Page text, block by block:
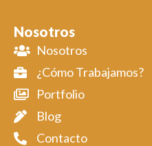
Nosotros
Nosotros
¿Cómo Trabajamos?
Portfolio
Blog
Contacto